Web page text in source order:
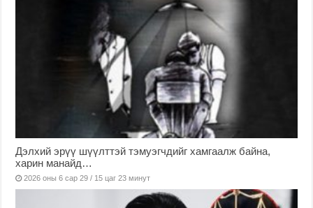
Дэлхий эрүү шүүлттэй тэмуэгчдийг хамгаалж байна,
харин манайд…
2026 оны 6 сар 29 / 15 цаг 23 минут